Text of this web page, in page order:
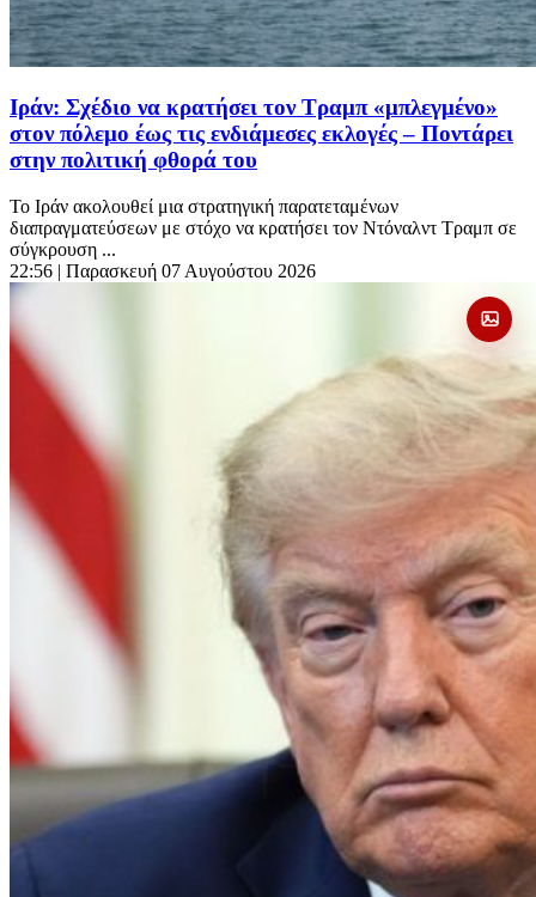
Ιράν: Σχέδιο να κρατήσει τον Τραμπ «μπλεγμένο»
στον πόλεμο έως τις ενδιάμεσες εκλογές – Ποντάρει
στην πολιτική φθορά του
Το Ιράν ακολουθεί μια στρατηγική παρατεταμένων
διαπραγματεύσεων με στόχο να κρατήσει τον Ντόναλντ Τραμπ σε
σύγκρουση ...
22:56 | Παρασκευή 07 Αυγούστου 2026